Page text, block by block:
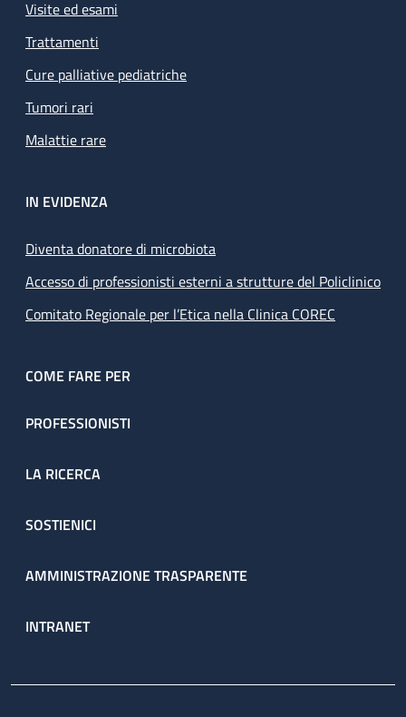
Visite ed esami
Trattamenti
Cure palliative pediatriche
Tumori rari
Malattie rare
IN EVIDENZA
Diventa donatore di microbiota
Accesso di professionisti esterni a strutture del Policlinico
Comitato Regionale per l’Etica nella Clinica COREC
COME FARE PER
PROFESSIONISTI
LA RICERCA
SOSTIENICI
AMMINISTRAZIONE TRASPARENTE
INTRANET